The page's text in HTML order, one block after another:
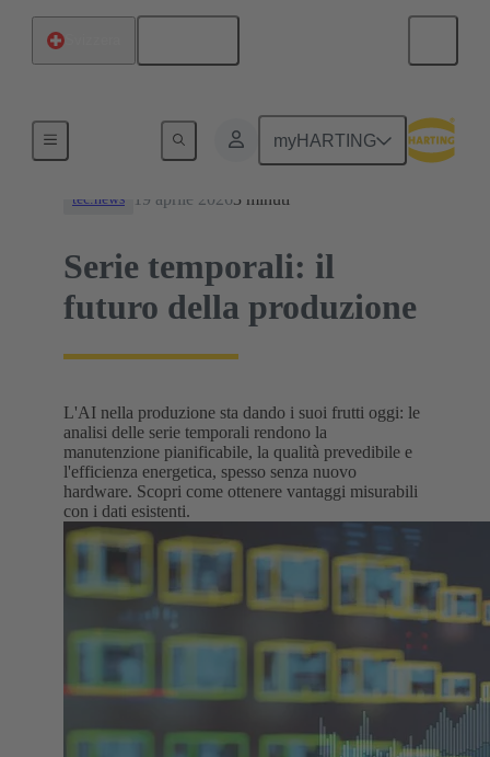
myHARTING
tec.news 19 aprile 20263 minuti
Serie temporali: il
futuro della produzione
L'AI nella produzione sta dando i suoi frutti oggi: le
analisi delle serie temporali rendono la
manutenzione pianificabile, la qualità prevedibile e
l'efficienza energetica, spesso senza nuovo
hardware. Scopri come ottenere vantaggi misurabili
con i dati esistenti.